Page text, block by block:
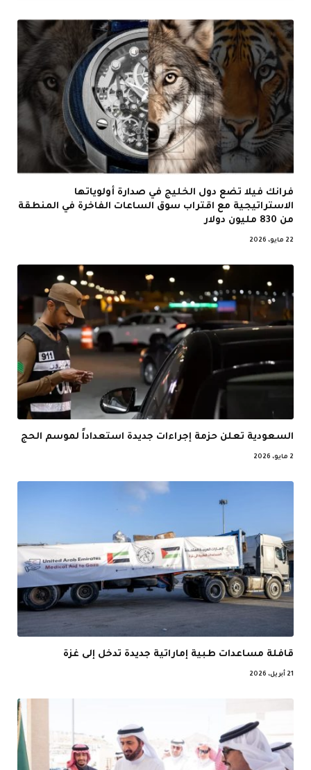
فرانك فيلا تضع دول الخليج في صدارة أولوياتها
الاستراتيجية مع اقتراب سوق الساعات الفاخرة في المنطقة
من 830 مليون دولار
22 مايو، 2026
السعودية تعلن حزمة إجراءات جديدة استعداداً لموسم الحج
2 مايو، 2026
قافلة مساعدات طبية إماراتية جديدة تدخل إلى غزة
21 أبريل، 2026